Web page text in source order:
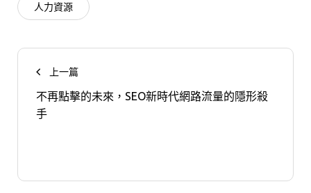
人力資源
上一篇
不再點擊的未來，SEO新時代網路流量的隱形殺
手